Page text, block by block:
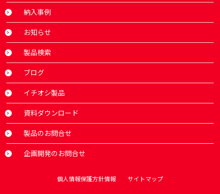
納入事例
お知らせ
製品検索
ブログ
イチオシ製品
資料ダウンロード
製品のお問合せ
企画開発のお問合せ
個人情報保護方針情報 サイトマップ